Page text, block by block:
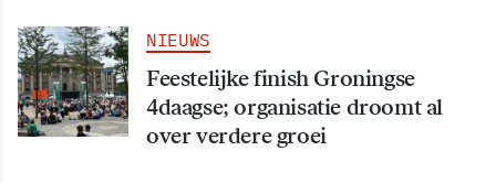
NIEUWS
Feestelijke finish Groningse
4daagse; organisatie droomt al
over verdere groei